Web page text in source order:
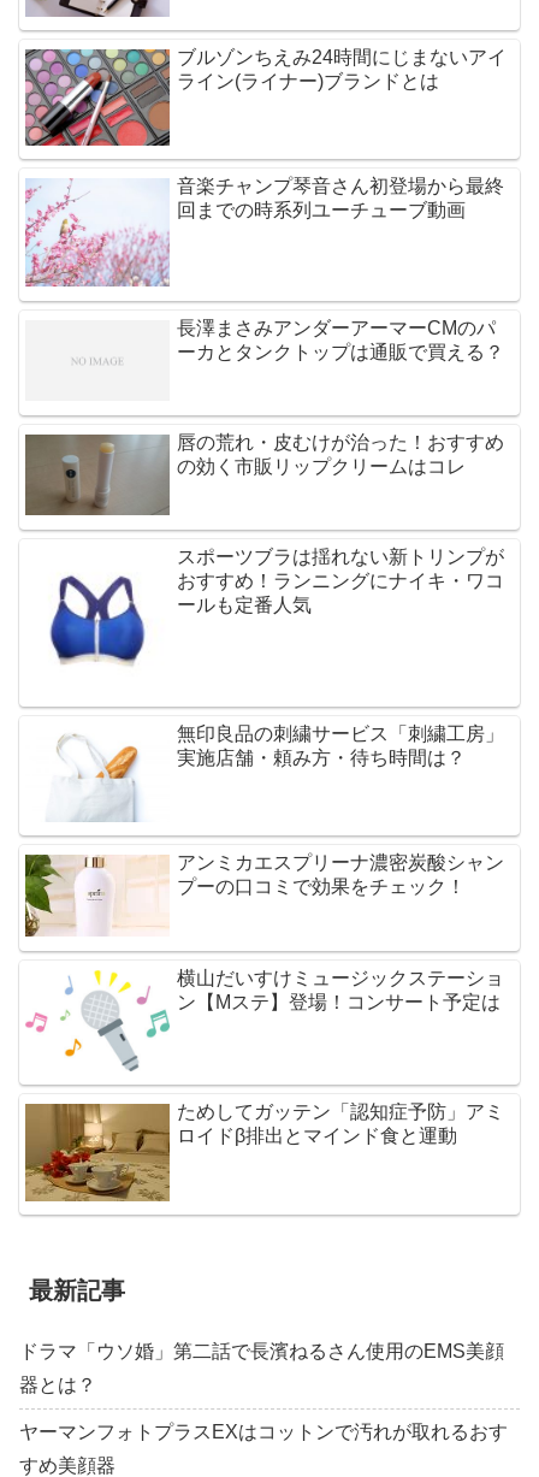
ブルゾンちえみ24時間にじまないアイ
ライン(ライナー)ブランドとは
音楽チャンプ琴音さん初登場から最終
回までの時系列ユーチューブ動画
長澤まさみアンダーアーマーCMのパ
ーカとタンクトップは通販で買える？
唇の荒れ・皮むけが治った！おすすめ
の効く市販リップクリームはコレ
スポーツブラは揺れない新トリンプが
おすすめ！ランニングにナイキ・ワコ
ールも定番人気
無印良品の刺繍サービス「刺繍工房」
実施店舗・頼み方・待ち時間は？
アンミカエスプリーナ濃密炭酸シャン
プーの口コミで効果をチェック！
横山だいすけミュージックステーショ
ン【Mステ】登場！コンサート予定は
ためしてガッテン「認知症予防」アミ
ロイドβ排出とマインド食と運動
最新記事
ドラマ「ウソ婚」第二話で長濱ねるさん使用のEMS美顔
器とは？
ヤーマンフォトプラスEXはコットンで汚れが取れるおす
すめ美顔器